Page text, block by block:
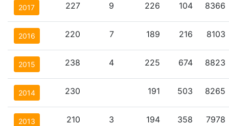
2017 227 9 226 104 8366
2016 220 7 189 216 8103
2015 238 4 225 674 8823
2014 230 191 503 8265
2013 210 3 194 358 7978